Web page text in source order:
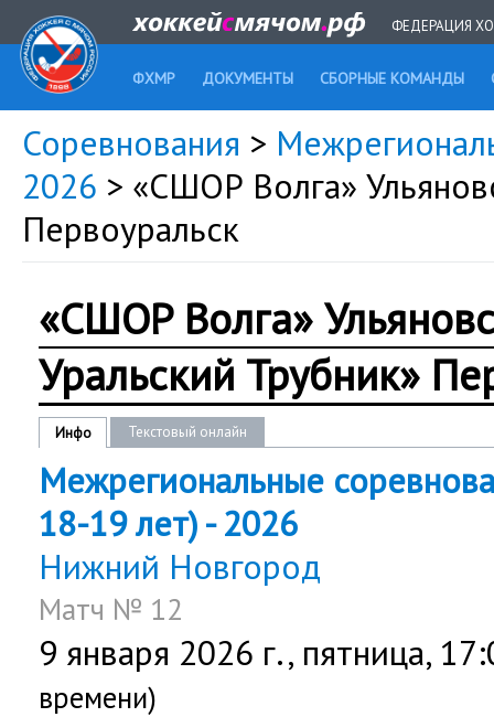
ФЕДЕРАЦИЯ
ФХМР ДОКУМЕНТЫ СБОРНЫЕ КОМАНДЫ
Соревнования >
2026 > «СШОР Волга»
Первоуральск
«СШОР Волга»
Уральский Трубник»
Инфо Текстовый онлайн
Межрегиональные
18-19 лет) - 2026
Нижний Новгород
Матч № 12
9 января 2026 г., пятница,
времени)